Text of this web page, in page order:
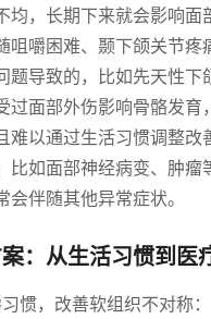
均，长期下来就会影响面
咀嚼困难、颞下颌关节疼
题导致的，比如先天性下
过面部外伤影响骨骼发育
难以通过生活习惯调整改
比如面部神经病变、肿瘤
伴随其他异常症状。
：从生活习惯到医
惯，改善软组织不对称